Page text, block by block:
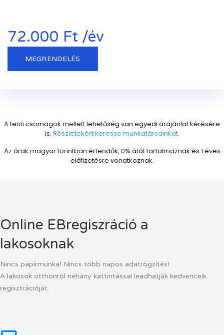
72.000 Ft /év
MEGRENDELÉS
A fenti csomagok mellett lehetőség van egyedi árajánlat kérésére
is. Részletekért keresse munkatársainkat.
Az árak magyar forintban értendők, 0% áfát tartalmaznak és 1 éves
előfizetésre vonatkoznak.
Online EBregiszráció a
lakosoknak
Nincs papírmunka! Nincs több napos adatrögzítés!
A lakosok otthonról néhány kattintással leadhatják kedvenceik
regisztrációját.